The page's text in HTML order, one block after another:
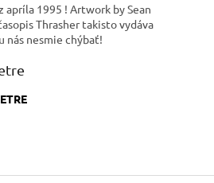
apríla 1995 ! Artwork by Sean
Thrasher takisto vydáva
nás nesmie chýbať!